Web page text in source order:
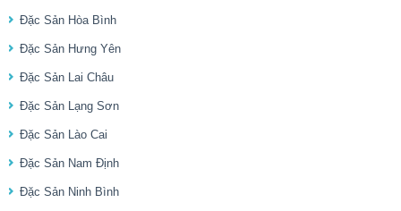
Đặc Sản Hòa Bình
Đặc Sản Hưng Yên
Đặc Sản Lai Châu
Đặc Sản Lạng Sơn
Đặc Sản Lào Cai
Đặc Sản Nam Định
Đặc Sản Ninh Bình